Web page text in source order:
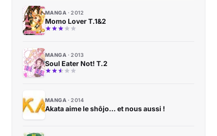
MANGA 2012
Momo Lover T.1&2
MANGA 2013
Soul Eater Not! T.2
MANGA 2014
Akata aime le shôjo… et nous aussi !